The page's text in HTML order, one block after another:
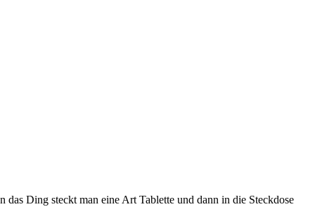
Ding steckt man eine Art Tablette und dann in die Steckdose